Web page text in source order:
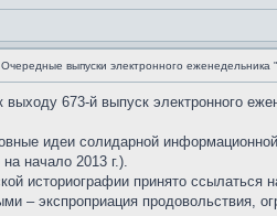
выпуски электронного еженедельника
673-й выпуск электронного
идеи солидарной
начало 2013 г.).
историографии принято
– экспроприация продовольствия,